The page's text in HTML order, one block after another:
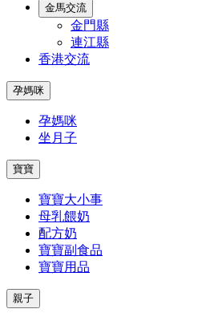
金馬交流
金門縣
連江縣
香港交流
孕媽咪
孕媽咪
坐月子
寶寶
寶寶大小事
母乳餵奶
配方奶
寶寶副食品
寶寶用品
親子